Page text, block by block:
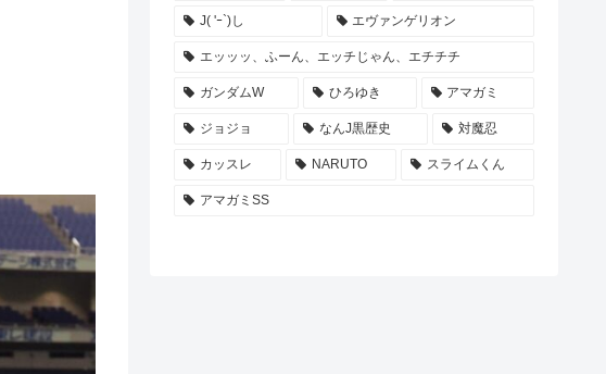
J( 'ｰ`)し エヴァンゲリオン
エッッッ、ふーん、エッチじゃん、エチチチ
ガンダムW ひろゆき アマガミ
ジョジョ なんJ黒歴史 対魔忍
カッスレ NARUTO スライムくん
アマガミSS